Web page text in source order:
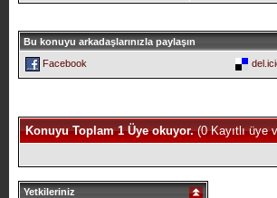
Bu konuyu arkadaşlarınızla paylaşın
Facebook
Konuyu Toplam 1 Üye okuyor.(0 Kayıtlı üye
Yetkileriniz